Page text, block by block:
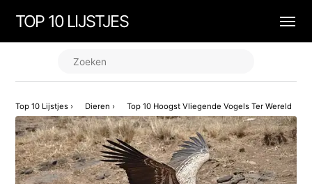
TOP 10 LIJSTJES
Top 10 Lijstjes › Dieren › Top 10 Hoogst Vliegende Vogels Ter Wereld